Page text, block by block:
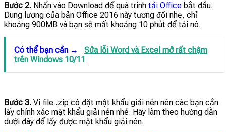
Bước 2. Nhấn vào Download để quá trình tải Office bắt đầu.
Dung lượng của bản Office 2016 này tương đối nhẹ, chỉ
khoảng 900MB và bạn sẽ mất khoảng 10 phút để tải nó.
Có thể bạn cần →
Sửa lỗi Word và Excel mở rất chậm
trên Windows 10/11
Bước 3. Vì file .zip có đặt mật khẩu giải nén nên các bạn cần
lấy chính xác mật khẩu giải nén nhé. Hãy làm theo hướng dẫn
dưới đây để lấy được mật khẩu giải nén.